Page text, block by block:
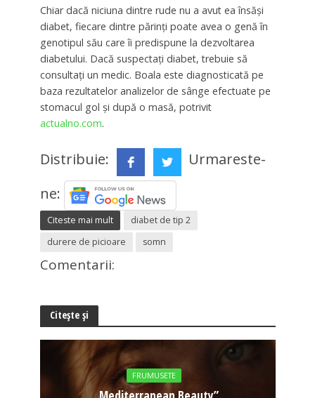
Chiar dacă niciuna dintre rude nu a avut ea însăși
diabet, fiecare dintre părinți poate avea o genă în
genotipul său care îi predispune la dezvoltarea
diabetului. Dacă suspectați diabet, trebuie să
consultați un medic. Boala este diagnosticată pe
baza rezultatelor analizelor de sânge efectuate pe
stomacul gol și după o masă, potrivit
actualno.com.
Distribuie:
Urmareste-
ne:
Citeste mai mult
diabet de tip 2
durere de picioare
somn
Comentarii:
Citește și
FRUMUSETE